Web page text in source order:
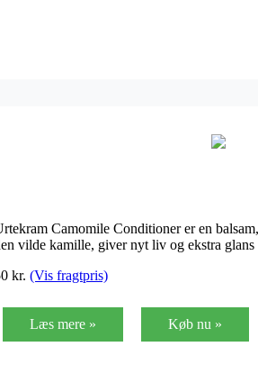
Camomile Conditioner er en
vilde kamille, giver nyt liv og ekstra
kr. (Vis fragtpris)
Læs mere » Køb nu »